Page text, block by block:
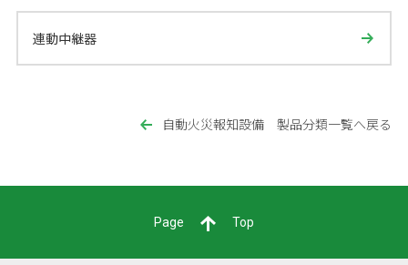
連動中継器
自動火災報知設備 製品分類一覧へ戻る
Page Top